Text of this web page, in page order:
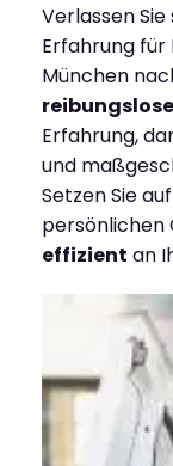
Verlassen
Erfahrung für
München
Erfahrung,
und
Setzen Sie
persönlichen
effizient an